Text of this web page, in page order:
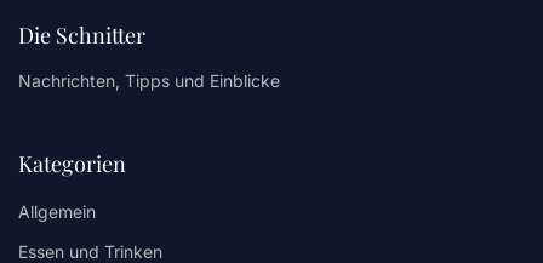
Die Schnitter
Nachrichten, Tipps und Einblicke
Kategorien
Allgemein
Essen und Trinken